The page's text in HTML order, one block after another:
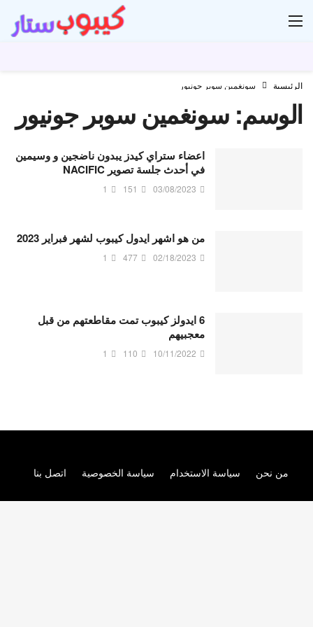
الرئيسية سونغمين سوبر جونيور
الوسم:سونغمين سوبر جونيور
اعضاء ستراي كيدز يبدون ناضجين و وسيمين
في أحدث جلسة تصوير NACIFIC
03/08/2023
151
1
من هو اشهر ايدول كيبوب لشهر فبراير 2023
02/18/2023
477
1
6 ايدولز كيبوب تمت مقاطعتهم من قبل
معجبيهم
10/11/2022
110
1
من نحن سياسة الاستخدام سياسة الخصوصية اتصل بنا